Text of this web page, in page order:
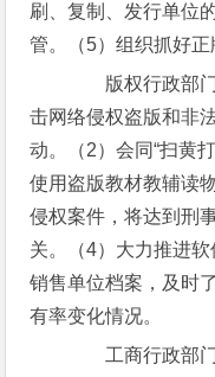
刷、复制、发行单位
管。（5）组织抓好正
版权行政部门
击网络侵权盗版和非
动。（2）会同“扫黄
使用盗版教材教辅读
侵权案件，将达到刑
关。（4）大力推进
销售单位档案，及时
有率变化情况。
工商行政部门